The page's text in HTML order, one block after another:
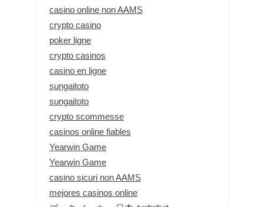
casino online non AAMS
crypto casino
poker ligne
crypto casinos
casino en ligne
sungaitoto
sungaitoto
crypto scommesse
casinos online fiables
Yearwin Game
Yearwin Game
casino sicuri non AAMS
mejores casinos online